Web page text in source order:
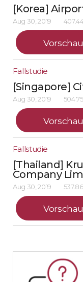
[Korea]
Aug 30, 2019
Vorschau
Fallstudie
[Singapore]
Aug 30, 2019
Vorschau
Fallstudie
[Thailand]
Company
Aug 30, 2019
Vorschau